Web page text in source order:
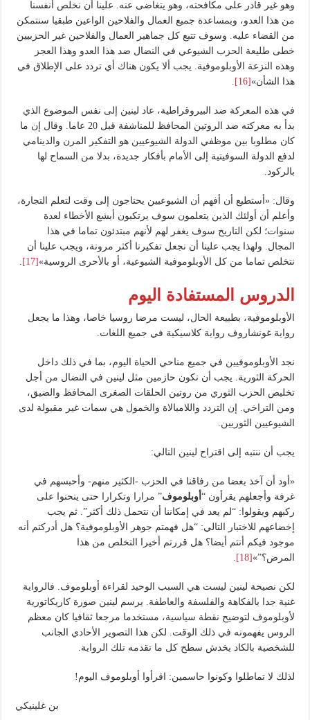
وهو غير قادر على مكافحته، وهو يتغاضى عنه. علينا أن نخلص أنفسنا
من هذا العدو، وبمساعدة جميع العمال والفلاحين الواعين طبقيا سنتمكن
من القضاء عليه. وسوف تتبع كل جماهير العمال والفلاحين غير الحزبيين
خطى طليعة الحزب الشيوعي في النضال ضد هذا العدو وهذا العجز
وهذه النزعة الأوبلوموفية. يجب ألا يكون هناك أي تردد على الإطلاق في
هذا الشأن»[16]
في هذه المعركة ضد البيروقراطية، عاد لينين إلى نفس الموضوع الذي
بدأ به معركته ضد الروتين المحافظ للمناشفة قبل 20 عاما. وقال إن ما
كان مطلوبا بين موظفي الدولة الشيوعيين هو التفكير المرن والدينامي
لدفع الدولة السوفيتية إلى الأمام بأفكار جديدة، بدلا من السماح لها
بالركود.
وقال: «أستطيع أن أفهم أن الشيوعيين يحتاجون إلى وقت لتعلم التجارة،
وأعلم أن أولئك الذين يتعلمون سوف يرتكبون أبشع الأخطاء لعدة
سنوات؛ لكن التاريخ سوف يغفر لهم لأنهم مبتدئون تماما في هذا
المجال. ولهذا يجب علينا أن نجعل تفكيرنا أكثر مرونة، ويجب علينا أن
نتخلص تماما من كل الأوبلوموفية الشيوعية، أو بالأحرى الروسية»[17]
الدروس المستفادة اليوم
الأوبلوموفية، بطبيعة الحال، ليست مرضا روسيا خاصا، وهذا ما يجعل
رواية غونشاروف رواية كلاسيكية في جميع اللغات.
نجد الأوبلوموفيين في جميع مناحي الحياة اليوم، بما في ذلك داخل
الحركة الثورية. يجب أن نكون حازمين مثل لينين في النضال من أجل
تخليص الحزب الثوري من روتين الحلقات الصغرى المحافظ والضيق،
ومن التراخي. إن التردد واللامبالاة والخمول هي سمات غير مقبولة لدى
الشيوعيين الثوريين.
يجب أن ننتبه إلى اقتراح لينين التالي:
«أود أن آخذ بعضا من رفاقنا في الحزب -الكثير منهم- وأحبسهم في
غرفة وأجعلهم يقرأون “ أوبلوموف” مرارا وتكرارا حتى ينحنوا على
ركبهم ويقولوا: “لم يعد في إمكاننا أن نتحمل ذلك أكثر”. ثم يجب
إخضاعهم للاختبار التالي: “هل فهمتم جوهر الأوبلوموفية؟ هل أدركتم أنه
موجود فيكم أنتم أيضا؟ هل قررتم أخيرا التخلص من هذا
المرض؟”»[18]
لكن نصيحة لينين ليست هي السبب الوحيد لقراءة أوبلوموف. فالرواية
غنية جدا بالفكاهة والفلسفة والعاطفة. يرسم لينين صورة كاريكاتورية
لأوبلوموف لتوضيح نقطة سياسية، مستخدما مرجعا ثقافيا كان معظم
الروس يفهمونه في ذلك الوقت. لكن هذا التصوير الأحادي الجانب
للشخصية بالكاد يخدش سطح كل ما تقدمه تلك الرواية.
لذلك لا تماطلوا وكونوا حاسمين: اقرأوا أوبلوموف اليوم!
بن غلينيكي